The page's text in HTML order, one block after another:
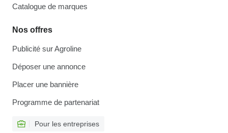
Catalogue de marques
Nos offres
Publicité sur Agroline
Déposer une annonce
Placer une bannière
Programme de partenariat
Pour les entreprises